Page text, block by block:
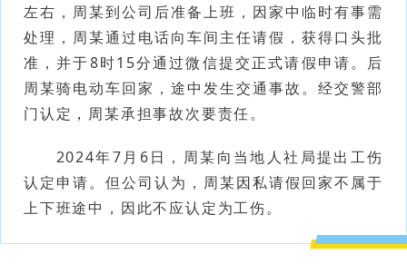
左右，周某到公司后准备上班，因家中临时有事需
处理，周某通过电话向车间主任请假，获得口头批
准，并于8时15分通过微信提交正式请假申请。后
周某骑电动车回家，途中发生交通事故。经交警部
门认定，周某承担事故次要责任。
2024年7月6日，周某向当地人社局提出工伤
认定申请。但公司认为，周某因私请假回家不属于
上下班途中，因此不应认定为工伤。